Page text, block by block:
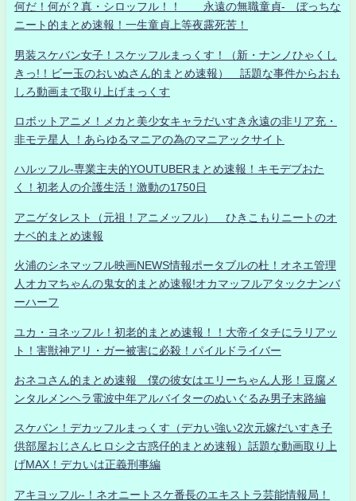
何だ！何が？真・シロッフル！！ 永遠の無職童貞- ぼっちな
ニート的まとめ速報！一生童貞上等夜露死苦！
男装スケバン女子！スケッフルまっくす！（新・ナンノひゃくし
きっ!！ビー玉のおいぬさん的まとめ速報） 話題な事件からおも
しろ動画まで取り上げまっくす
ロボットアニメ！メカと美少女キャラだいすき永遠の非リア充・
非モテ星人 ！あらゆるマニアの為のマニアックサイト
ハルッフル-専業主夫的YOUTUBERまとめ速報！キモデブおた
く！初老人の介護生活！激動の1750日
アニゲタレスト（元祖！アニメッフル） ひきこもりニートのオ
ナベ的まとめ速報
火浦のシネマッフル映画NEWS情報ポータブルの杜！オネエ管理
人オカマちゃんの鬼女的まとめ速報!オカマッフルアタックナンバ
ーハーフ
ユカ・ヨネッフル！初老的まとめ速報！！大帝イタチにラリアッ
ト！害獣神アリ・ガー被害に必殺！パイルドライバー
おネコさん的まとめ速報 僕の彼女はエリーちゃん人形！豆腐メ
ンタルメンヘラ電波中年アルバイターのぬいぐるみ男子末路編
スケバン！デカッフルまっくす（デカい強い2次元嫁だいすき子
供部屋おじさんヒロシ之古惑仔的まとめ速報）話題な動画取り上
げMAX！デカいは正義刑事編
アキヨッフル-！ネオニートスケ番長のエキストラ芸能情報局！